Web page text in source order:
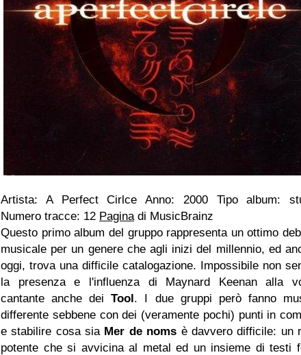
Artista: A Perfect Cirlce Anno: 2000 Tipo album:
Numero tracce: 12 Paginadi MusicBrainz
Questo primo album del gruppo rappresenta un ottimo
musicale per un genere che agli inizi del millennio, ed
oggi, trova una difficile catalogazione. Impossibile non
la presenza e l'influenza di Maynard Keenan alla
cantante anche deiTool. I due gruppi però fanno
differente sebbene con dei (veramente pochi) punti in
e stabilire cosa sia Mer de noms è davvero difficile: un
potente che si avvicina al metal ed un insieme di testi